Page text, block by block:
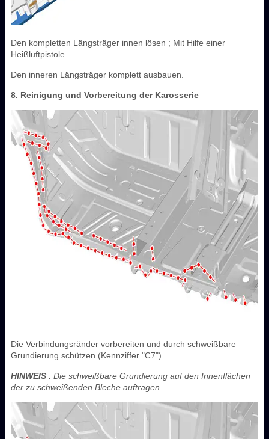
Den kompletten Längsträger innen lösen ; Mit Hilfe einer
Heißluftpistole.
Den inneren Längsträger komplett ausbauen.
8. Reinigung und Vorbereitung der Karosserie
Die Verbindungsränder vorbereiten und durch schweißbare
Grundierung schützen (Kennziffer "C7").
HINWEIS : Die schweißbare Grundierung auf den Innenflächen
der zu schweißenden Bleche auftragen.